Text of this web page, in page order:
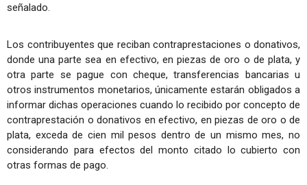
señalado.
Los contribuyentes que reciban contraprestaciones o donativos,
donde una parte sea en efectivo, en piezas de oro o de plata, y
otra parte se pague con cheque, transferencias bancarias u
otros instrumentos monetarios, únicamente estarán obligados a
informar dichas operaciones cuando lo recibido por concepto de
contraprestación o donativos en efectivo, en piezas de oro o de
plata, exceda de cien mil pesos dentro de un mismo mes, no
considerando para efectos del monto citado lo cubierto con
otras formas de pago.